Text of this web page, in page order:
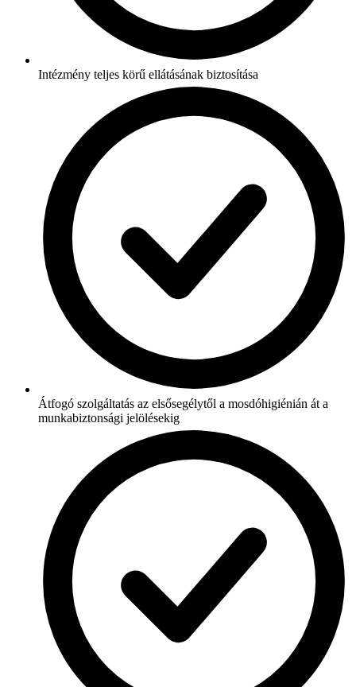
Intézmény teljes körű ellátásának biztosítása
Átfogó szolgáltatás az elsősegélytől a mosdóhigiénián át a
munkabiztonsági jelölésekig